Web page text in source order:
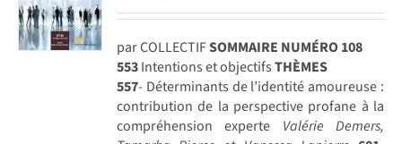
par COLLECTIFSOMMAIRE NUMÉRO 108
553Intentions et objectifsTHÈMES
557- Déterminants de l’identité amoureuse :
contribution de la perspective profane à la
compréhension experte Valérie Demers,